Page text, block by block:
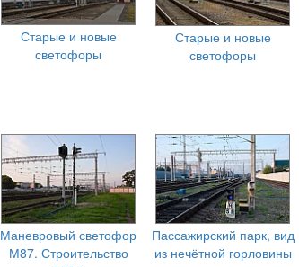
Старые и новые
светофоры
Старые и новые
светофоры
Маневровый светофор
М87. Строительство
Пассажирский парк, вид
из нечётной горловины